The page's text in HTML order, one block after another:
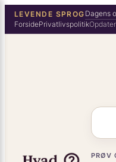
Spring
LEVENDE SPROG Dagens
ForsidePrivatlivspolitik
PRØV